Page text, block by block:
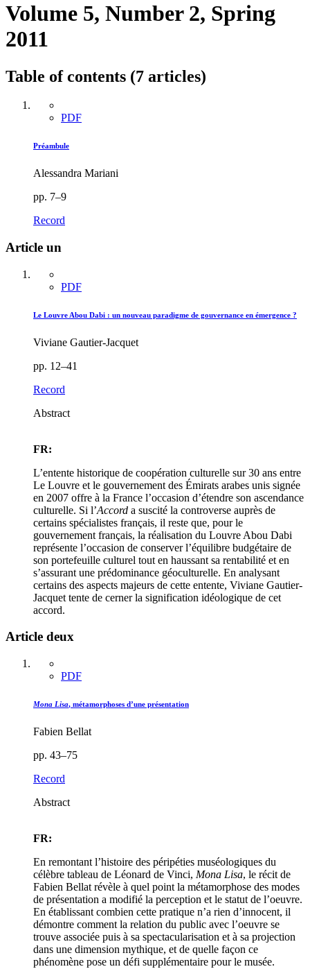
Volume 5, Number 2, Spring
2011
Table of contents (7 articles)
PDF
Préambule
Alessandra Mariani
pp. 7–9
Record
Article un
PDF
Le Louvre Abou Dabi : un nouveau paradigme de gouvernance en émergence ?
Viviane Gautier-Jacquet
pp. 12–41
Record
Abstract
FR:
L’entente historique de coopération culturelle sur 30 ans entre
Le Louvre et le gouvernement des Émirats arabes unis signée
en 2007 offre à la France l’occasion d’étendre son ascendance
culturelle. Si l’Accord a suscité la controverse auprès de
certains spécialistes français, il reste que, pour le
gouvernement français, la réalisation du Louvre Abou Dabi
représente l’occasion de conserver l’équilibre budgétaire de
son portefeuille culturel tout en haussant sa rentabilité et en
s’assurant une prédominance géoculturelle. En analysant
certains des aspects majeurs de cette entente, Viviane Gautier-
Jacquet tente de cerner la signification idéologique de cet
accord.
Article deux
PDF
Mona Lisa, métamorphoses d’une présentation
Fabien Bellat
pp. 43–75
Record
Abstract
FR:
En remontant l’histoire des péripéties muséologiques du
célèbre tableau de Léonard de Vinci, Mona Lisa, le récit de
Fabien Bellat révèle à quel point la métamorphose des modes
de présentation a modifié la perception et le statut de l’oeuvre.
En établissant combien cette pratique n’a rien d’innocent, il
démontre comment la relation du public avec l’oeuvre se
trouve associée puis à sa spectacularisation et à sa projection
dans une dimension mythique, et de quelle façon ce
phénomène pose un défi supplémentaire pour le musée.